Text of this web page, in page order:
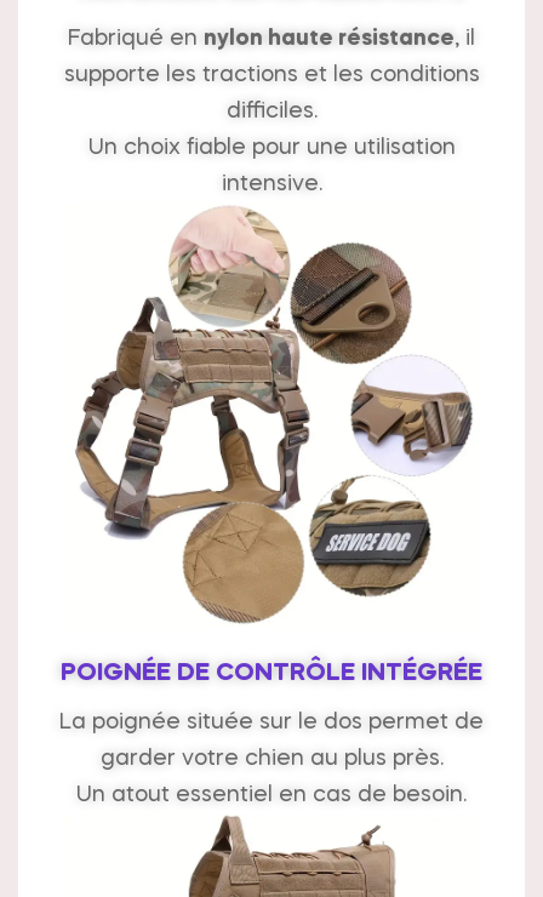
Fabriqué en nylon haute résistance, il
supporte les tractions et les conditions
difficiles.
Un choix fiable pour une utilisation
intensive.
POIGNÉE DE CONTRÔLE INTÉGRÉE
La poignée située sur le dos permet de
garder votre chien au plus près.
Un atout essentiel en cas de besoin.